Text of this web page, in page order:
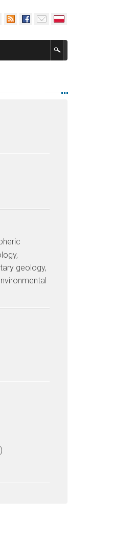
geology,